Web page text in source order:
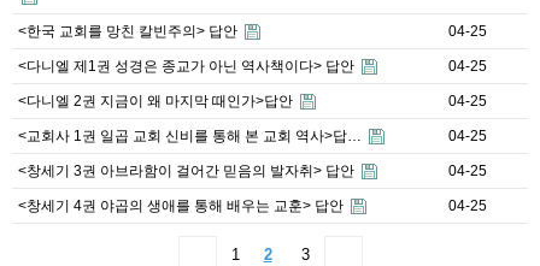
<한국 교회를 망친 칼빈주의> 답안 04-25
<다니엘 제1권 성경은 종교가 아닌 역사책이다> 답안 04-25
<다니엘 2권 지금이 왜 마지막 때인가>답안 04-25
<교회사 1권 일곱 교회 신비를 통해 본 교회 역사>답… 04-25
<창세기 3권 아브라함이 걸어간 믿음의 발자취> 답안 04-25
<창세기 4권 야곱의 생애를 통해 배우는 교훈> 답안 04-25
1 2 3